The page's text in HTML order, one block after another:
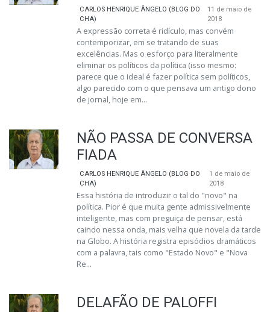
CARLOS HENRIQUE ÂNGELO (BLOG DO
CHA)
11 de maio de
2018
A expressão correta é ridículo, mas convém
contemporizar, em se tratando de suas
excelências. Mas o esforço para literalmente
eliminar os políticos da política (isso mesmo:
parece que o ideal é fazer política sem políticos,
algo parecido com o que pensava um antigo dono
de jornal, hoje em...
NÃO PASSA DE CONVERSA
FIADA
CARLOS HENRIQUE ÂNGELO (BLOG DO
CHA)
1 de maio de
2018
Essa história de introduzir o tal do "novo" na
política. Pior é que muita gente admissivelmente
inteligente, mas com preguiça de pensar, está
caindo nessa onda, mais velha que novela da tarde
na Globo. A história registra episódios dramáticos
com a palavra, tais como "Estado Novo" e "Nova
Re...
DELAFÃO DE PALOFFI